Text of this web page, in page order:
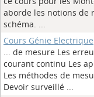
aborde les notions de
schéma. ...
Cours Génie Electrique
... de mesure Les
courant continu Les
Les méthodes de
Devoir surveillé ...